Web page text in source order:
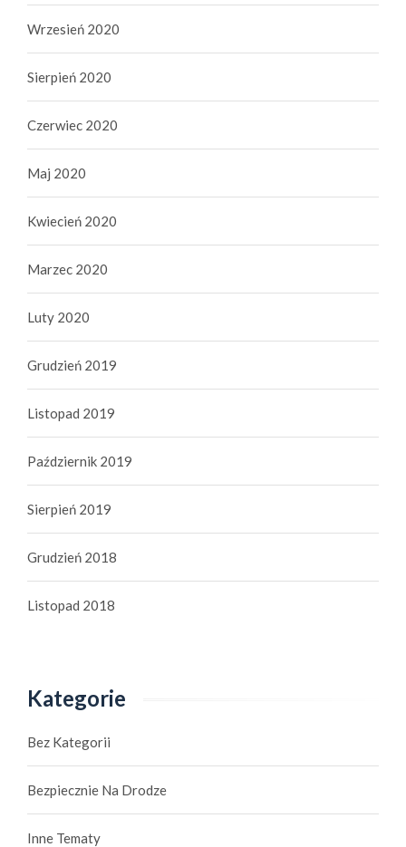
Wrzesień 2020
Sierpień 2020
Czerwiec 2020
Maj 2020
Kwiecień 2020
Marzec 2020
Luty 2020
Grudzień 2019
Listopad 2019
Październik 2019
Sierpień 2019
Grudzień 2018
Listopad 2018
Kategorie
Bez Kategorii
Bezpiecznie Na Drodze
Inne Tematy